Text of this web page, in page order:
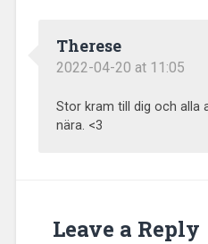
Therese
2022-04-20 at 11:05
Stor kram till dig och alla
nära. <3
Leave a Reply